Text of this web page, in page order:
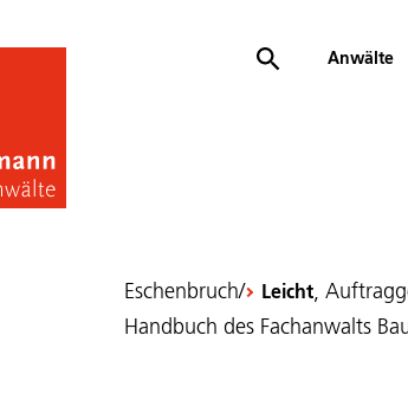
Anwälte
Eschenbruch/ Leicht,
Handbuch des Fachanwalts